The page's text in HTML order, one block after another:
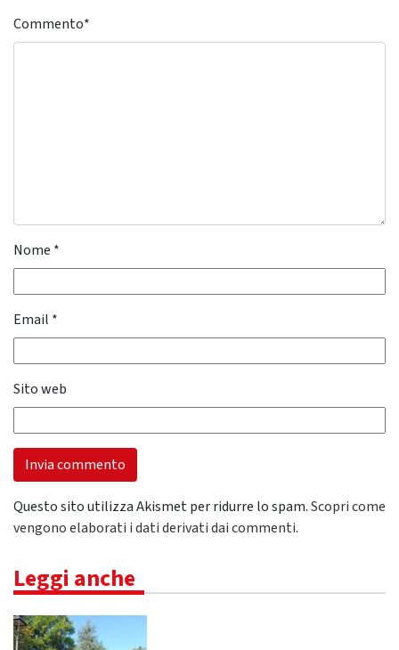
Commento*
Nome *
Email *
Sito web
Questo sito utilizza Akismet per ridurre lo spam.Scopri come
vengono elaborati i dati derivati dai commenti.
Leggi anche